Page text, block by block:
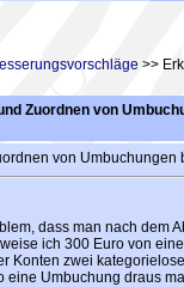
>>
Zuordnen von
von
dass man nach dem
ich 300 Euro von
Konten zwei
eine Umbuchung draus